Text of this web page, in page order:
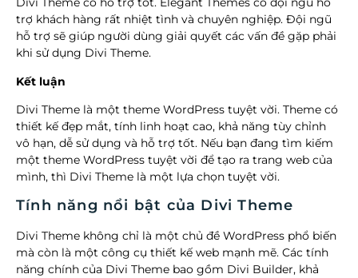
trợ khách hàng rất nhiệt tình và chuyên nghiệp. Đội ngũ
hỗ trợ sẽ giúp người dùng giải quyết các vấn đề gặp phải
khi sử dụng Divi Theme.
Kết luận
Divi Theme là một theme WordPress tuyệt vời. Theme có
thiết kế đẹp mắt, tính linh hoạt cao, khả năng tùy chỉnh
vô hạn, dễ sử dụng và hỗ trợ tốt. Nếu bạn đang tìm kiếm
một theme WordPress tuyệt vời để tạo ra trang web của
mình, thì Divi Theme là một lựa chọn tuyệt vời.
Tính năng nổi bật của Divi Theme
Divi Theme không chỉ là một chủ đề WordPress phổ biến
mà còn là một công cụ thiết kế web mạnh mẽ. Các tính
năng chính của Divi Theme bao gồm Divi Builder, khả